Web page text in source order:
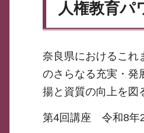
人権教育パ
奈良県におけるこれ
のさらなる充実・発
揚と資質の向上を図
第4回講座 令和8年2